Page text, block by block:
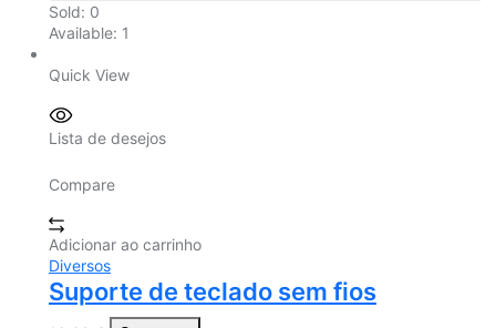
Sold: 0
Available: 1
Quick View
Lista de desejos
Compare
Adicionar ao carrinho
Diversos
Suporte de teclado sem fios